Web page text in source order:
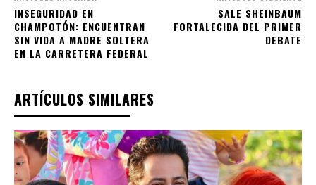
INSEGURIDAD EN
CHAMPOTÓN: ENCUENTRAN
SIN VIDA A MADRE SOLTERA
EN LA CARRETERA FEDERAL
SALE SHEINBAUM
FORTALECIDA DEL PRIMER
DEBATE
ARTÍCULOS SIMILARES